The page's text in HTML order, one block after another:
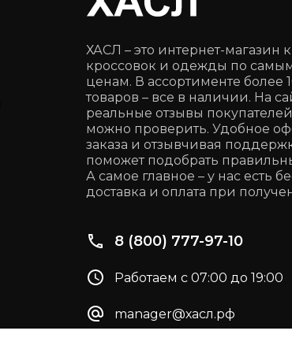
ХАСЛ – это интернет-магазин
кроссовок и одежды по
ценам. В ассортименте более
товаров – все в наличии. На
реальные отзывы
можно проверить. Удобное
заказа и отзывчивая
поможет подобрать
А самое главное – у нас есть
доставка и оплата при
8 (800) 777-97-10
Работаем с 07:00 до 19:00
manager@хасл.рф